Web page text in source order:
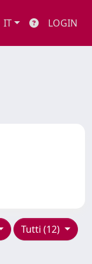
IT LOGIN
Tutti (12)